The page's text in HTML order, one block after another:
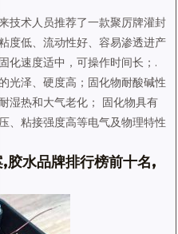
技术人员推荐了一款聚厉牌灌封
度低、流动性好、容易渗透进产
化速度适中，可操作时间长；.
光泽、硬度高；固化物耐酸碱性
湿热和大气老化； 固化物具有
、粘接强度高等电气及物理特性
胶水品牌排行榜前十名,